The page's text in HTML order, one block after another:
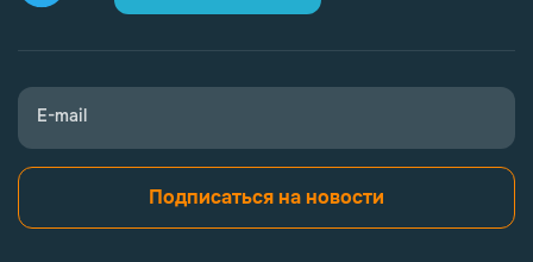
E-mail
Подписаться на новости